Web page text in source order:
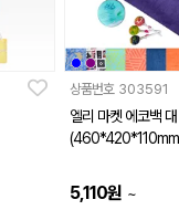
상품번호 303591
엘리 마켓 에코백 대
5,110원 ~